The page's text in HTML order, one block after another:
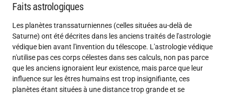
Faits astrologiques
Les planètes transsaturniennes (celles situées au-delà de
Saturne) ont été décrites dans les anciens traités de l'astrologie
védique bien avant l'invention du télescope. L'astrologie védique
n'utilise pas ces corps célestes dans ses calculs, non pas parce
que les anciens ignoraient leur existence, mais parce que leur
influence sur les êtres humains est trop insignifiante, ces
planètes étant situées à une distance trop grande et se